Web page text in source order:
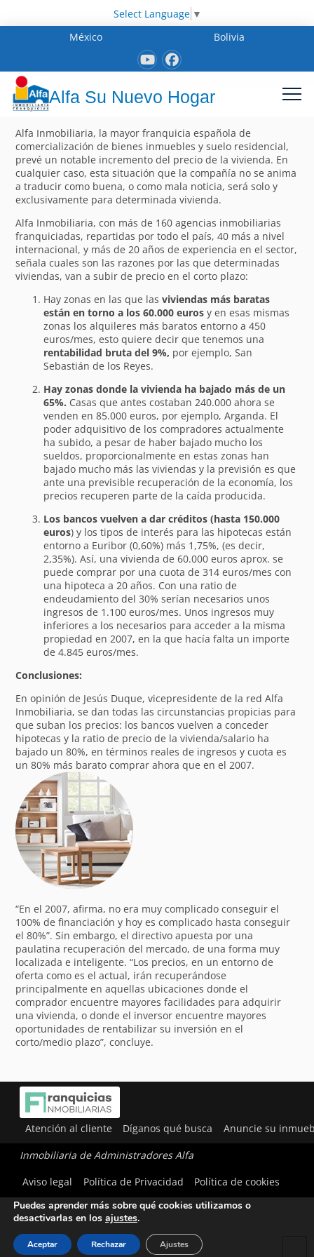
Select Language ▼
México
Bolivia
Alfa Su Nuevo Hogar
Alfa Inmobiliaria, la mayor franquicia española de
comercialización de bienes inmuebles y suelo residencial,
prevé un notable incremento del precio de la vivienda. En
cualquier caso, esta situación que la compañía no se anima
a traducir como buena, o como mala noticia, será solo y
exclusivamente para determinada vivienda.
Alfa Inmobiliaria, con más de 160 agencias inmobiliarias
franquiciadas, repartidas por todo el país, 40 más a nivel
internacional, y más de 20 años de experiencia en el sector,
señala cuales son las razones por las que determinadas
viviendas, van a subir de precio en el corto plazo:
Hay zonas en las que lasviviendas más baratas
están en torno a los 60.000 euros y en esas mismas
zonas los alquileres más baratos entorno a 450
euros/mes, esto quiere decir que tenemos una
rentabilidad bruta del 9%, por ejemplo, San
Sebastián de los Reyes.
Hay zonas donde la vivienda ha bajado más de un
65%. Casas que antes costaban 240.000 ahora se
venden en 85.000 euros, por ejemplo, Arganda. El
poder adquisitivo de los compradores actualmente
ha subido, a pesar de haber bajado mucho los
sueldos, proporcionalmente en estas zonas han
bajado mucho más las viviendas y la previsión es que
ante una previsible recuperación de la economía, los
precios recuperen parte de la caída producida.
Los bancos vuelven a dar créditos (hasta 150.000
euros) y los tipos de interés para las hipotecas están
entorno a Euribor (0,60%) más 1,75%, (es decir,
2,35%). Así, una vivienda de 60.000 euros aprox. se
puede comprar por una cuota de 314 euros/mes con
una hipoteca a 20 años. Con una ratio de
endeudamiento del 30% serían necesarios unos
ingresos de 1.100 euros/mes. Unos ingresos muy
inferiores a los necesarios para acceder a la misma
propiedad en 2007, en la que hacía falta un importe
de 4.845 euros/mes.
Conclusiones:
En opinión de Jesús Duque, vicepresidente de la red Alfa
Inmobiliaria, se dan todas las circunstancias propicias para
que suban los precios: los bancos vuelven a conceder
hipotecas y la ratio de precio de la vivienda/salario ha
bajado un 80%, en términos reales de ingresos y cuota es
un 80% más barato comprar ahora que en el 2007.
“En el 2007, afirma, no era muy complicado conseguir el
100% de financiación y hoy es complicado hasta conseguir
el 80%”. Sin embargo, el directivo apuesta por una
paulatina recuperación del mercado, de una forma muy
localizada e inteligente. “Los precios, en un entorno de
oferta como es el actual, irán recuperándose
principalmente en aquellas ubicaciones donde el
comprador encuentre mayores facilidades para adquirir
una vivienda, o donde el inversor encuentre mayores
oportunidades de rentabilizar su inversión en el
corto/medio plazo”, concluye.
Atención al cliente Díganos qué busca Anuncie su
Inmobiliaria de Administradores Alfa
Aviso legal
Política de Privacidad Política de cookies
Utilizamos cookies para ofrecerte la mejor experiencia en
Puedes aprender más sobre qué cookies utilizamos o
desactivarlas en los ajustes.
Aceptar Rechazar Ajustes